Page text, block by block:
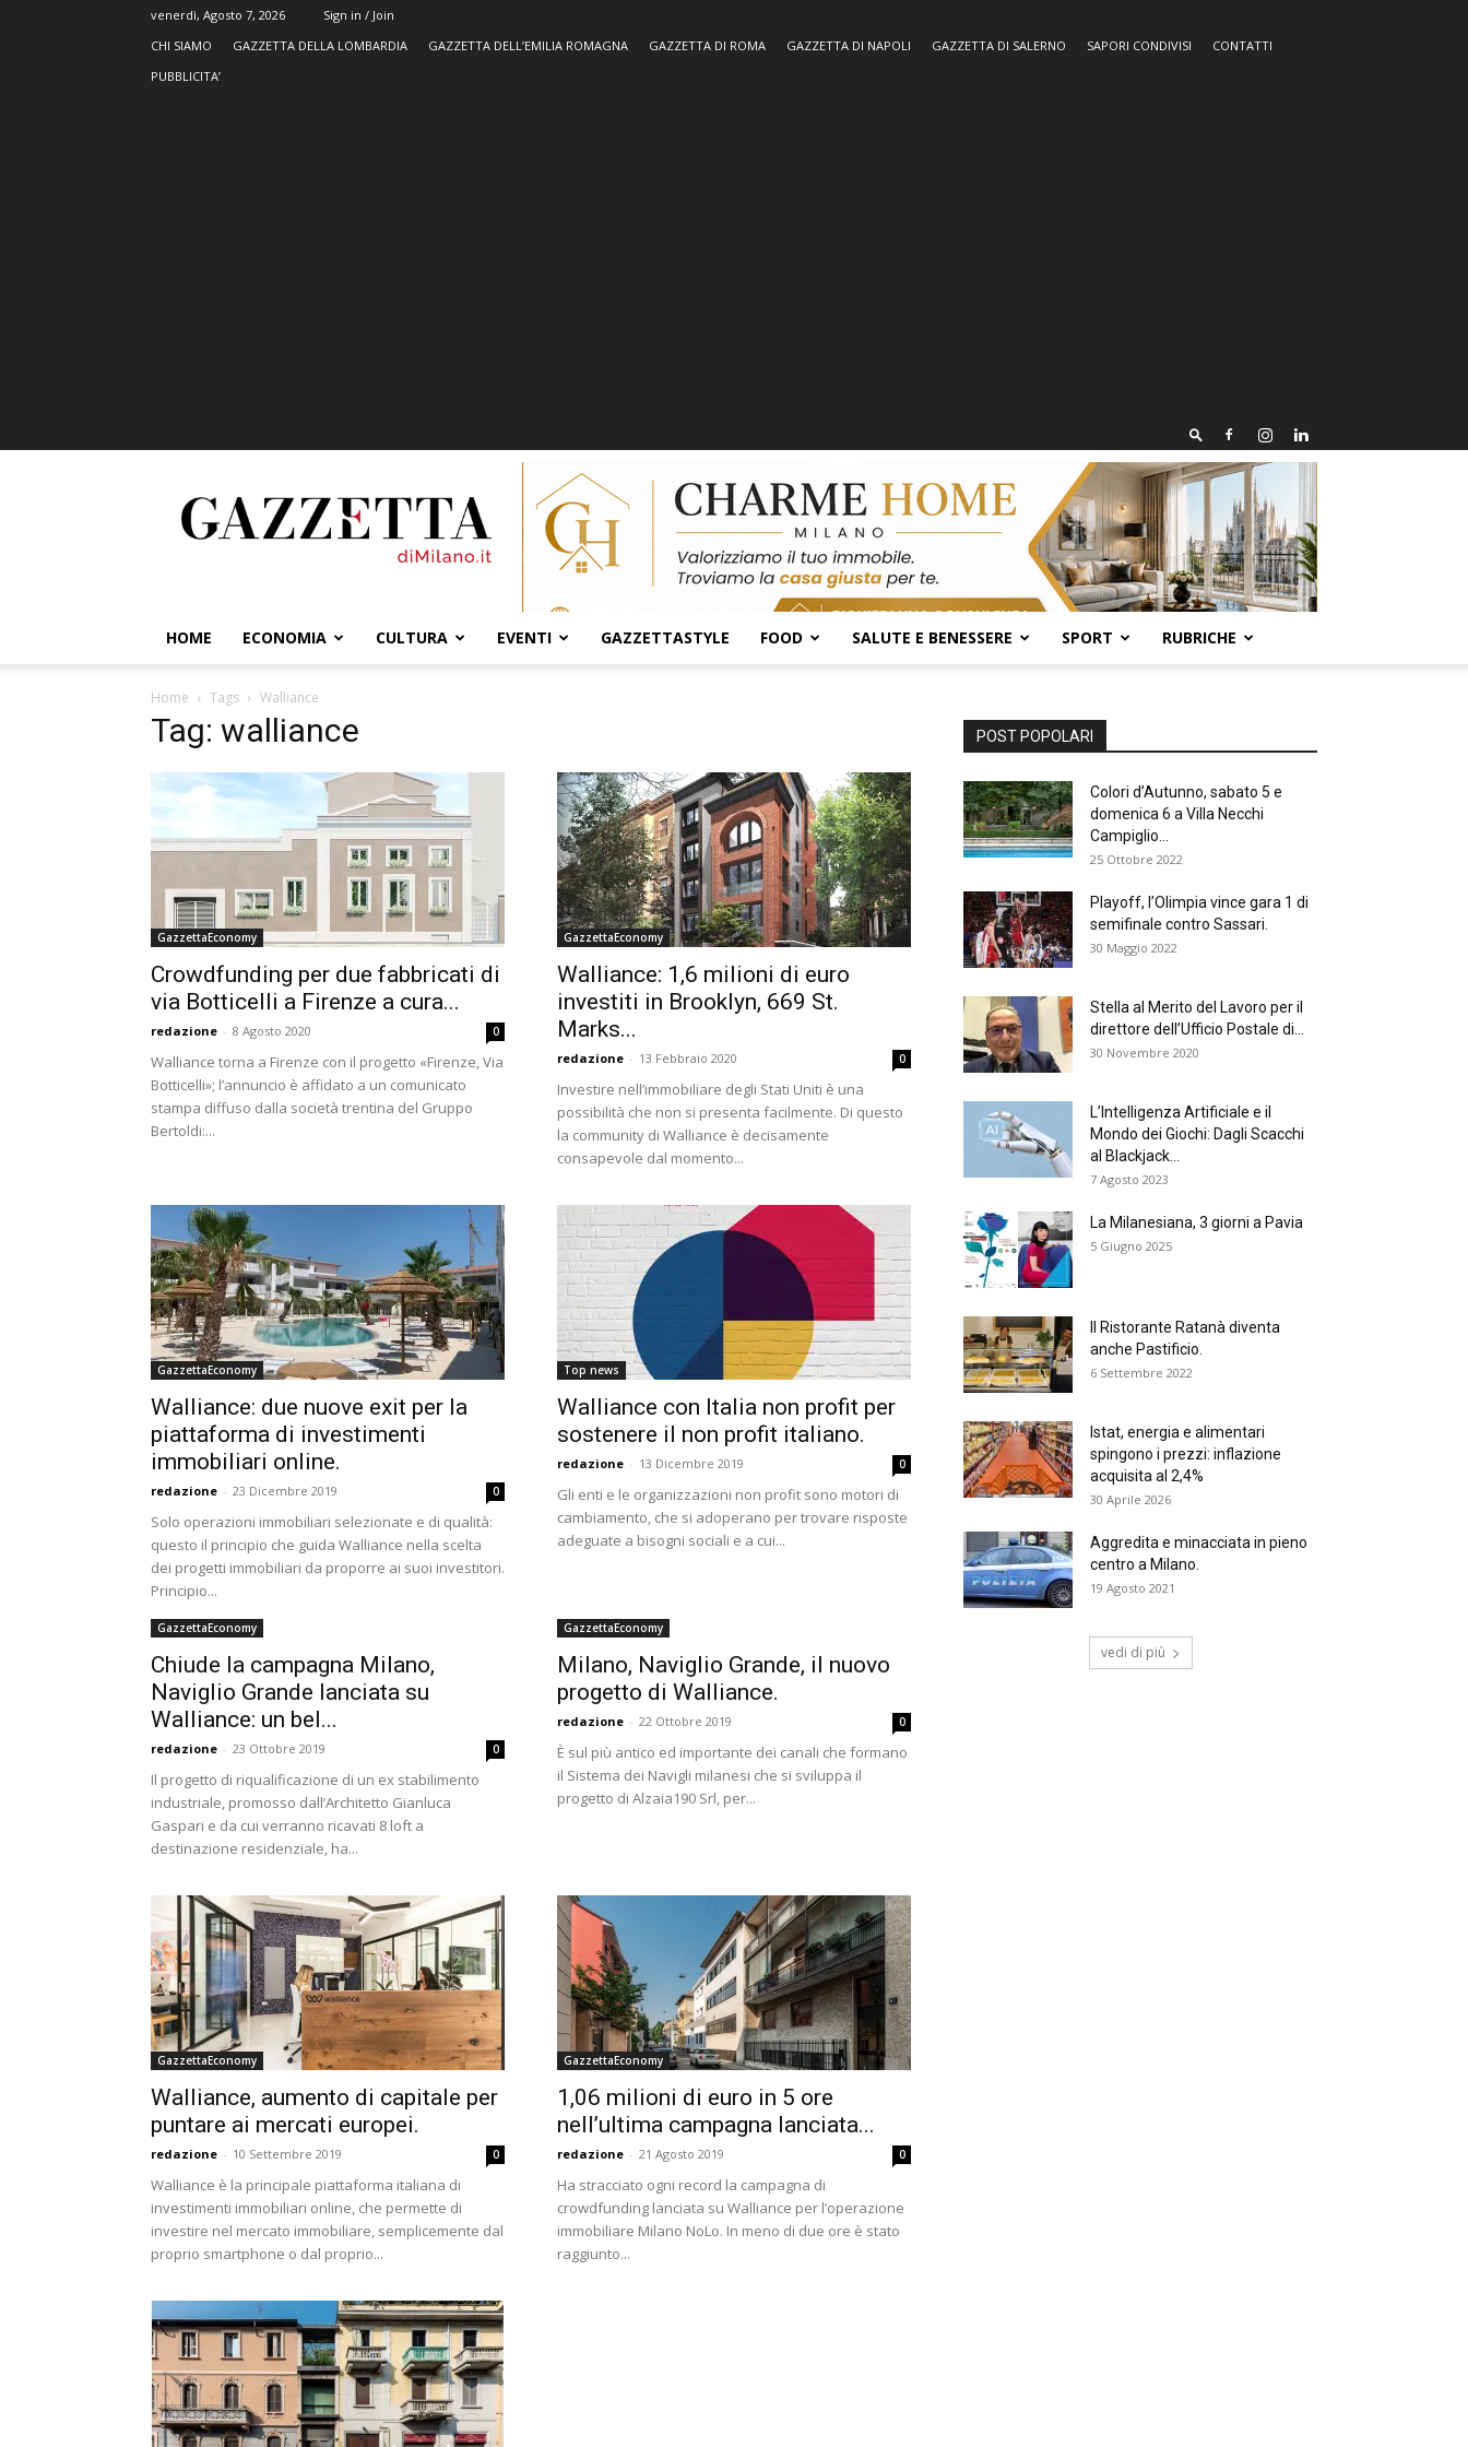
venerdì, Agosto 7, 2026
Sign in / Join
CHI SIAMO
GAZZETTA DELLA LOMBARDIA GAZZETTA DELL’EMILIA ROMAGNA GAZZETTA DI ROMA GAZZETTA DI NAPOLI GAZZETTA DI SALERNO SAPORI CONDIVISI
CONTATTI
PUBBLICITA’
HOME ECONOMIA CULTURA EVENTI GAZZETTASTYLE FOOD SALUTE E BENESSERE SPORT RUBRICHE
Home Tags Walliance
Tag: walliance
GazzettaEconomy
Crowdfunding per due fabbricati di
via Botticelli a Firenze a cura...
redazione - 8 Agosto 2020 0
Walliance torna a Firenze con il progetto «Firenze, Via
Botticelli»; l’annuncio è affidato a un comunicato
stampa diffuso dalla società trentina del Gruppo
Bertoldi:...
GazzettaEconomy
Walliance: 1,6 milioni di euro
investiti in Brooklyn, 669 St.
Marks...
redazione - 13 Febbraio 2020 0
Investire nell’immobiliare degli Stati Uniti è una
possibilità che non si presenta facilmente. Di questo
la community di Walliance è decisamente
consapevole dal momento...
GazzettaEconomy
Walliance: due nuove exit per la
piattaforma di investimenti
immobiliari online.
redazione - 23 Dicembre 2019 0
Solo operazioni immobiliari selezionate e di qualità:
questo il principio che guida Walliance nella scelta
dei progetti immobiliari da proporre ai suoi investitori.
Principio...
Top news
Walliance con Italia non profit per
sostenere il non profit italiano.
redazione - 13 Dicembre 2019 0
Gli enti e le organizzazioni non profit sono motori di
cambiamento, che si adoperano per trovare risposte
adeguate a bisogni sociali e a cui...
GazzettaEconomy
Chiude la campagna Milano,
Naviglio Grande lanciata su
Walliance: un bel...
redazione - 23 Ottobre 2019 0
Il progetto di riqualificazione di un ex stabilimento
industriale, promosso dall’Architetto Gianluca
Gaspari e da cui verranno ricavati 8 loft a
destinazione residenziale, ha...
GazzettaEconomy
Milano, Naviglio Grande, il nuovo
progetto di Walliance.
redazione - 22 Ottobre 2019 0
È sul più antico ed importante dei canali che formano
il Sistema dei Navigli milanesi che si sviluppa il
progetto di Alzaia190 Srl, per...
GazzettaEconomy
Walliance, aumento di capitale per
puntare ai mercati europei.
redazione - 10 Settembre 2019 0
Walliance è la principale piattaforma italiana di
investimenti immobiliari online, che permette di
investire nel mercato immobiliare, semplicemente dal
proprio smartphone o dal proprio...
GazzettaEconomy
1,06 milioni di euro in 5 ore
nell’ultima campagna lanciata...
redazione - 21 Agosto 2019 0
Ha stracciato ogni record la campagna di
crowdfunding lanciata su Walliance per l’operazione
immobiliare Milano NoLo. In meno di due ore è stato
raggiunto...
POST POPOLARI
Colori d’Autunno, sabato 5 e
domenica 6 a Villa Necchi
Campiglio...
25 Ottobre 2022
Playoff, l’Olimpia vince gara 1 di
semifinale contro Sassari.
30 Maggio 2022
Stella al Merito del Lavoro per il
direttore dell’Ufficio Postale di...
30 Novembre 2020
L’Intelligenza Artificiale e il
Mondo dei Giochi: Dagli Scacchi
al Blackjack...
7 Agosto 2023
La Milanesiana, 3 giorni a Pavia
5 Giugno 2025
Il Ristorante Ratanà diventa
anche Pastificio.
6 Settembre 2022
Istat, energia e alimentari
spingono i prezzi: inflazione
acquisita al 2,4%
30 Aprile 2026
Aggredita e minacciata in pieno
centro a Milano.
19 Agosto 2021
vedi di più